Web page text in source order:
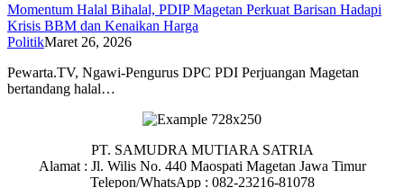
Momentum Halal Bihalal, PDIP Magetan Perkuat Barisan Hadapi
Krisis BBM dan Kenaikan Harga
PolitikMaret 26, 2026
Pewarta.TV, Ngawi-Pengurus DPC PDI Perjuangan Magetan
bertandang halal…
PT. SAMUDRA MUTIARA SATRIA
Alamat : Jl. Wilis No. 440 Maospati Magetan Jawa Timur
Telepon/WhatsApp : 082-23216-81078